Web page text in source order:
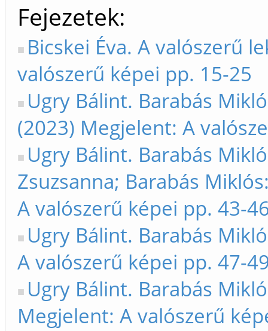
Fejezetek
Bicskei Éva. A valószerű
valószerű képei pp. 15-25
Ugry Bálint. Barabás
(2023) Megjelent: A
Ugry Bálint. Barabás
Zsuzsanna; Barabás
A valószerű képei pp. 43-
Ugry Bálint. Barabás
A valószerű képei pp. 47-
Ugry Bálint. Barabás
Megjelent: A valószerű